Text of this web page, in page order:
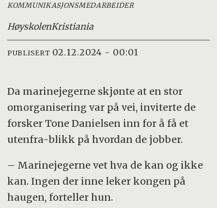
KOMMUNIKASJONSMEDARBEIDER
HøyskolenKristiania
PUBLISERT 02.12.2024 - 00:01
Da marinejegerne skjønte at en stor
omorganisering var på vei, inviterte de
forsker Tone Danielsen inn for å få et
utenfra-blikk på hvordan de jobber.
– Marinejegerne vet hva de kan og ikke
kan. Ingen der inne leker kongen på
haugen, forteller hun.